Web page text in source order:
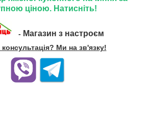
ціною. Натисніть!
- Магазин з настроєм
консультація? Ми на зв'язку!